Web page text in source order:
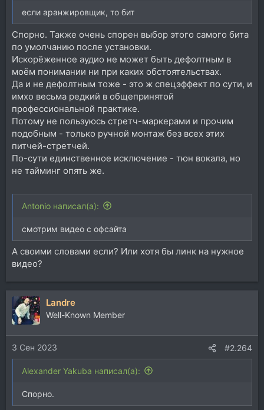
если аранжировщик, то бит
Спорно. Также очень спорен выбор этого самого бита
по умолчанию после установки.
Искорёженное аудио не может быть дефолтным в
моём понимании ни при каких обстоятельствах.
Да и не дефолтным тоже - это ж спецэффект по сути, и
имхо весьма редкий в общепринятой
профессиональной практике.
Потому не пользуюсь стретч-маркерами и прочим
подобным - только ручной монтаж без всех этих
питчей-стретчей.
По-сути единственное исключение - тюн вокала, но
не тайминг опять же.
Antonio написал(а):
смотрим видео с офсайта
А своими словами если? Или хотя бы линк на нужное
видео?
Landre
Well-Known Member
3 Сен 2023 #2.264
Alexander Yakuba написал(а):
Спорно.